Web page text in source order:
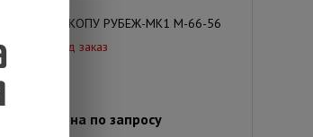
ППКОПУ РУБЕЖ-МК1 М-66-56
Под заказ
Цена по запросу